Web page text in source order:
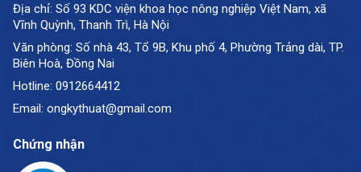
Địa chỉ: Số 93 KDC viện khoa học nông nghiệp Việt Nam, xã
Vĩnh Quỳnh, Thanh Trì, Hà Nội
Văn phòng: Số nhà 43, Tổ 9B, Khu phố 4, Phường Trảng dài, TP.
Biên Hoà, Đồng Nai
Hotline: 0912664412
Email: ongkythuat@gmail.com
Chứng nhận